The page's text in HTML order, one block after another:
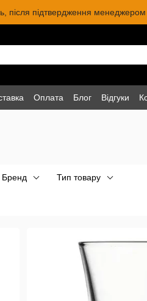
підтвердження менеджером
Оплата Блог Відгуки
Бренд Тип товару